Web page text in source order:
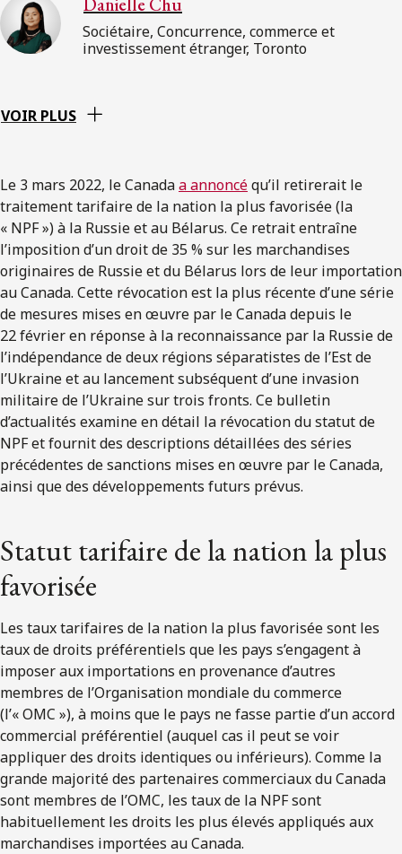
Sociétaire, Concurrence, commerce et
investissement étranger, Toronto
VOIR PLUS
Le 3 mars 2022, le Canadaa annoncéqu’il retirerait le
traitement tarifaire de la nation la plus favorisée (la
« NPF ») à la Russie et au Bélarus. Ce retrait entraîne
l’imposition d’un droit de 35 % sur les marchandises
originaires de Russie et du Bélarus lors de leur importation
au Canada. Cette révocation est la plus récente d’une série
de mesures mises en œuvre par le Canada depuis le
22 février en réponse à la reconnaissance par la Russie de
l’indépendance de deux régions séparatistes de l’Est de
l’Ukraine et au lancement subséquent d’une invasion
militaire de l’Ukraine sur trois fronts. Ce bulletin
d’actualités examine en détail la révocation du statut de
NPF et fournit des descriptions détaillées des séries
précédentes de sanctions mises en œuvre par le Canada,
ainsi que des développements futurs prévus.
Statut tarifaire de la nation la plus
favorisée
Les taux tarifaires de la nation la plus favorisée sont les
taux de droits préférentiels que les pays s’engagent à
imposer aux importations en provenance d’autres
membres de l’Organisation mondiale du commerce
(l’« OMC »), à moins que le pays ne fasse partie d’un accord
commercial préférentiel (auquel cas il peut se voir
appliquer des droits identiques ou inférieurs). Comme la
grande majorité des partenaires commerciaux du Canada
sont membres de l’OMC, les taux de la NPF sont
habituellement les droits les plus élevés appliqués aux
marchandises importées au Canada.